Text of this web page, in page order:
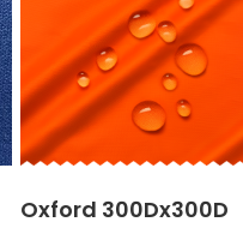
Oxford 300Dx300D